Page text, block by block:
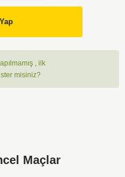
, ilk
misiniz?
Maçlar